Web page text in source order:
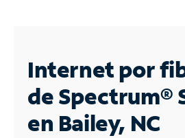
Business
Contáctanos
Internet por
de Spectrum®
en Bailey, NC